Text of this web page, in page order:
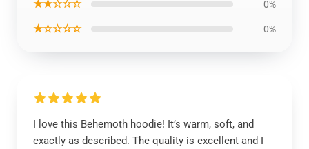
★★☆☆☆ 0%
★☆☆☆☆ 0%
I love this Behemoth hoodie! It’s warm, soft, and
exactly as described. The quality is excellent and I